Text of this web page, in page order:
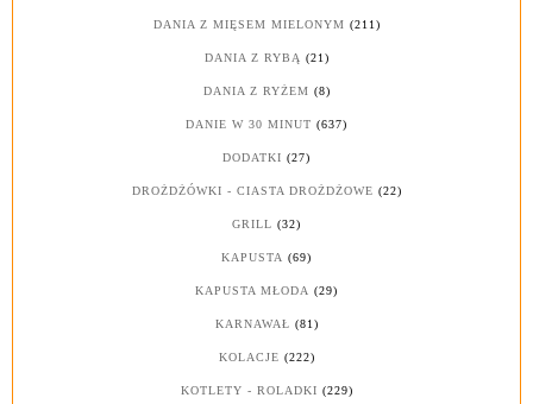
DANIA Z MIĘSEM MIELONYM (211)
DANIA Z RYBĄ (21)
DANIA Z RYŻEM (8)
DANIE W 30 MINUT (637)
DODATKI (27)
DROŻDŻÓWKI - CIASTA DROŻDŻOWE (22)
GRILL (32)
KAPUSTA (69)
KAPUSTA MŁODA (29)
KARNAWAŁ (81)
KOLACJE (222)
KOTLETY - ROLADKI (229)